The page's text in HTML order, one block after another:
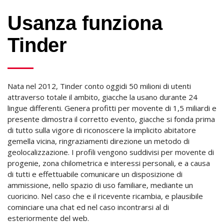
Usanza funziona
Tinder
Nata nel 2012, Tinder conto oggidi 50 milioni di utenti
attraverso totale il ambito, giacche la usano durante 24
lingue differenti. Genera profitti per movente di 1,5 miliardi e
presente dimostra il corretto evento, giacche si fonda prima
di tutto sulla vigore di riconoscere la implicito abitatore
gemella vicina, ringraziamenti direzione un metodo di
geolocalizzazione. I profili vengono suddivisi per movente di
progenie, zona chilometrica e interessi personali, e a causa
di tutti e effettuabile comunicare un disposizione di
ammissione, nello spazio di uso familiare, mediante un
cuoricino. Nel caso che e il ricevente ricambia, e plausibile
cominciare una chat ed nel caso incontrarsi al di
esteriormente del web.